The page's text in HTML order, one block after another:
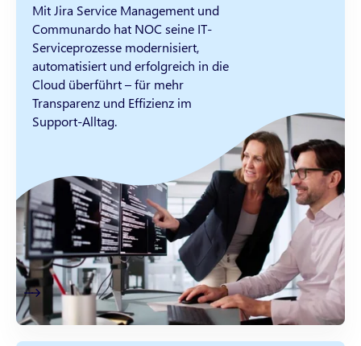
Mit Jira Service Management und
Communardo hat NOC seine IT-
Serviceprozesse modernisiert,
automatisiert und erfolgreich in die
Cloud überführt – für mehr
Transparenz und Effizienz im
Support-Alltag.